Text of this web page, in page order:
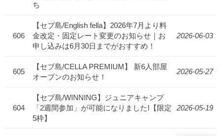
ち
606
【セブ島/English fella】2026年7月より料
金改定・固定レート変更のお知らせ｜お
申し込みは6月30日までがおすすめ！
2026-06-03
605
【セブ島/CELLA PREMIUM】 新6人部屋
オープンのお知らせ！
2026-05-27
604
【セブ島/WINNING】ジュニアキャンプ
「2週間参加」が可能になりました!【限定
5枠】
2026-05-19